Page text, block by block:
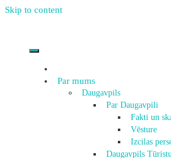
Skip to content
Par mums
Daugavpils
Par Daugavpili
Fakti un
Vēsture
Izcilas
Daugavpils